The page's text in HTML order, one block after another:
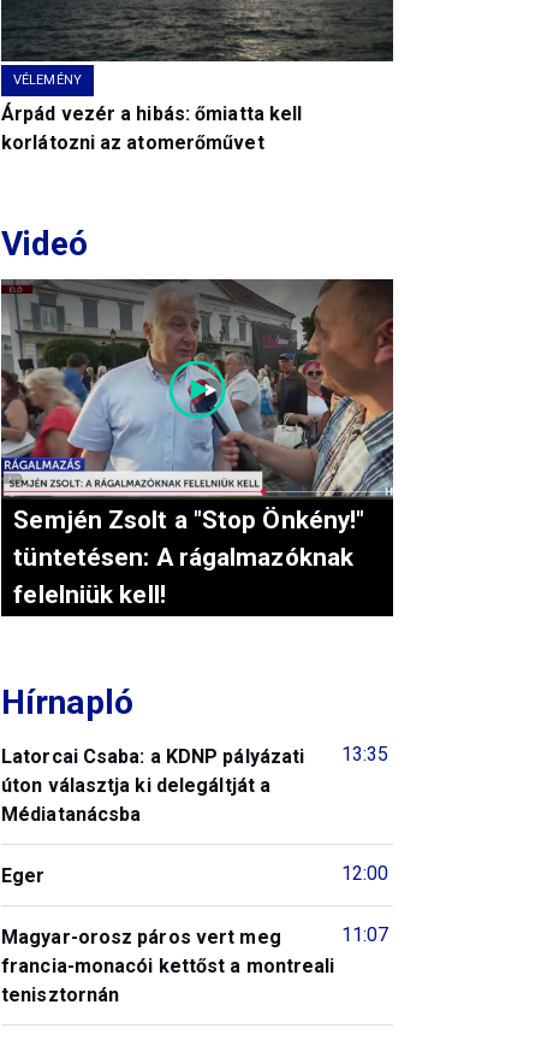
VÉLEMÉNY
Árpád vezér a hibás: őmiatta kell
korlátozni az atomerőművet
Videó
Semjén Zsolt a "Stop Önkény!"
tüntetésen: A rágalmazóknak
felelniük kell!
Hírnapló
13:35
Latorcai Csaba: a KDNP pályázati
úton választja ki delegáltját a
Médiatanácsba
12:00
Eger
11:07
Magyar-orosz páros vert meg
francia-monacói kettőst a montreali
tenisztornán